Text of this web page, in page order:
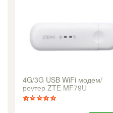
4G/3G USB WiFi модем/
роутер ZTE MF79U